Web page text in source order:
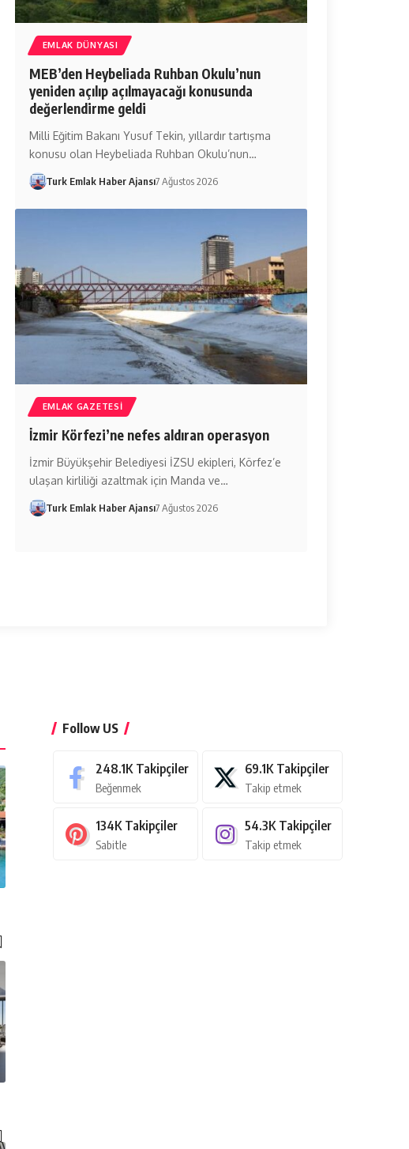
EMLAK DÜNYASI
MEB’den Heybeliada Ruhban Okulu’nun
yeniden açılıp açılmayacağı konusunda
değerlendirme geldi
Milli Eğitim Bakanı Yusuf Tekin, yıllardır tartışma
konusu olan Heybeliada Ruhban Okulu’nun…
Turk Emlak Haber Ajansı7 Ağustos 2026
EMLAK GAZETESI
İzmir Körfezi’ne nefes aldıran operasyon
İzmir Büyükşehir Belediyesi İZSU ekipleri, Körfez’e
ulaşan kirliliği azaltmak için Manda ve…
Turk Emlak Haber Ajansı7 Ağustos 2026
Follow US
248.1K Takipçiler
Beğenmek
69.1K Takipçiler
Takip etmek
134K Takipçiler
Sabitle
54.3K Takipçiler
Takip etmek